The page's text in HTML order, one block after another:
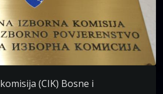
(CIK) Bosne i